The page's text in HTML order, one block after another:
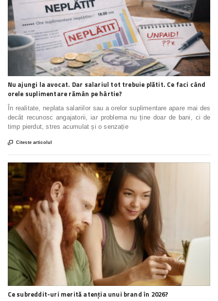
Nu ajungi la avocat. Dar salariul tot trebuie plătit. Ce faci când
orele suplimentare rămân pe hârtie?
În realitate, neplata salariilor sau a orelor suplimentare apare mai des
decât recunosc angajatorii, iar problema nu ține doar de bani, ci de
timp pierdut, stres acumulat și o senzație
 Citeste articolul
Ce subreddit-uri merită atenția unui brand în 2026?